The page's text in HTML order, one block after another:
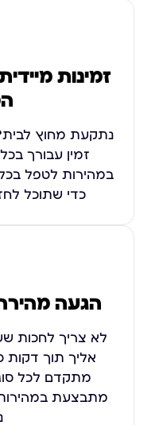
נתקעת מחוץ
זמין עבורך
במהירות לטפל
כדי שתוכל
הגעה מהירה תוך
לא צריך לחכות
אליך תוך דקות
מתקדם לכל
מתבצעת